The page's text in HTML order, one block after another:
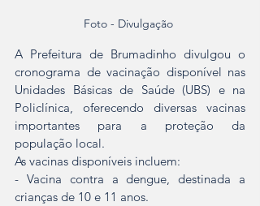
Foto - Divulgação
A Prefeitura de Brumadinho divulgou o
cronograma de vacinação disponível nas
Unidades Básicas de Saúde (UBS) e na
Policlínica, oferecendo diversas vacinas
importantes para a proteção da
população local.
As vacinas disponíveis incluem:
- Vacina contra a dengue, destinada a
crianças de 10 e 11 anos.